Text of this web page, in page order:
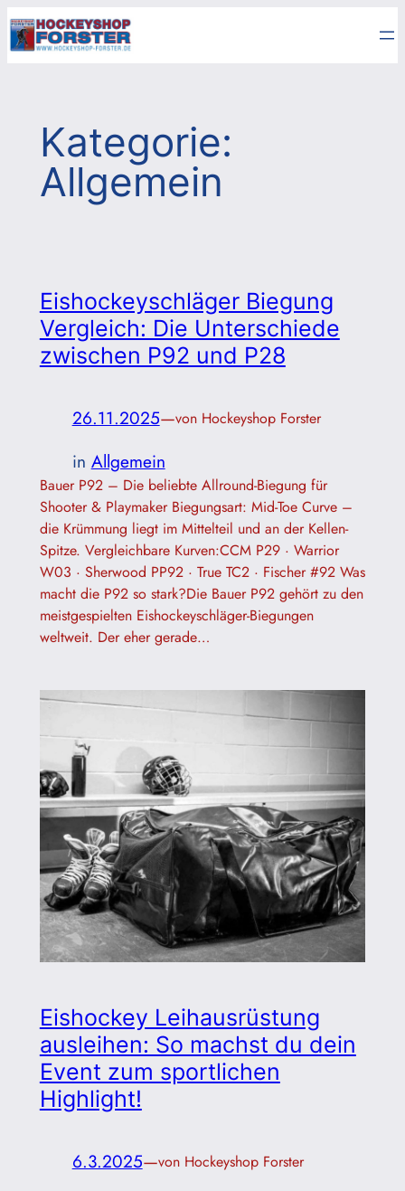
Zum
Inhalt
Kategorie:
Allgemein
Eishockeyschläger Biegung
Vergleich: Die Unterschiede
zwischen P92 und P28
26.11.2025—von Hockeyshop Forster
in Allgemein
Bauer P92 – Die beliebte Allround-Biegung für
Shooter & Playmaker Biegungsart: Mid-Toe Curve –
die Krümmung liegt im Mittelteil und an der Kellen-
Spitze. Vergleichbare Kurven:CCM P29 · Warrior
W03 · Sherwood PP92 · True TC2 · Fischer #92 Was
macht die P92 so stark?Die Bauer P92 gehört zu den
meistgespielten Eishockeyschläger-Biegungen
weltweit. Der eher gerade…
Eishockey Leihausrüstung
ausleihen: So machst du dein
Event zum sportlichen
Highlight!
6.3.2025—von Hockeyshop Forster